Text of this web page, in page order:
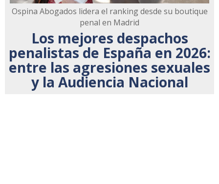
Ospina Abogados lidera el ranking desde su boutique
penal en Madrid
Los mejores despachos
penalistas de España en 2026:
entre las agresiones sexuales
y la Audiencia Nacional